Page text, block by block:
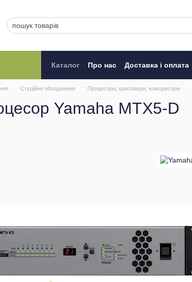
Каталог Про нас Доставка і оплата
Студійне обладнання Процесори, кросовери, компресори
Yamaha MTX5-D